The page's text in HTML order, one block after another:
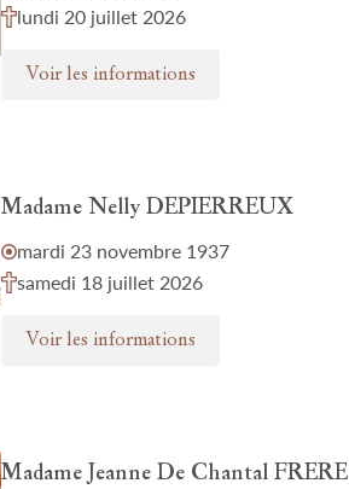
lundi 20 juillet 2026
Voir les informations
Madame Nelly DEPIERREUX
mardi 23 novembre 1937
samedi 18 juillet 2026
Voir les informations
Madame Jeanne De Chantal FRERE